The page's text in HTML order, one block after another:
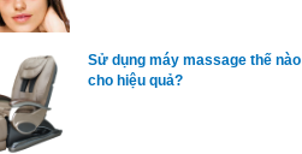
Sử dụng máy massage thế nào
cho hiệu quả?